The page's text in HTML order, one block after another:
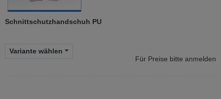
Schnittschutzhandschuh PU
Variante wählen
Für Preise bitte anmelden